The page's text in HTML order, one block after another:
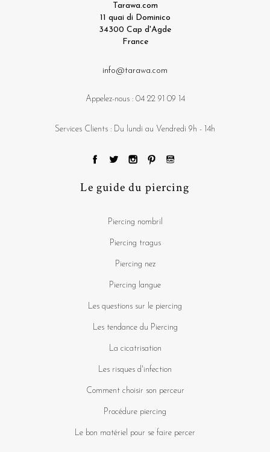
Tarawa.com
11 quai di Dominico
34300 Cap d'Agde
France
info@tarawa.com
Appelez-nous : 04 22 91 09 14
Services Clients : Du lundi au Vendredi 9h - 14h
Le guide du piercing
Piercing nombril
Piercing tragus
Piercing nez
Piercing langue
Les questions sur le piercing
Les tendance du Piercing
La cicatrisation
Les risques d'infection
Comment choisir son perceur
Procédure piercing
Le bon matériel pour se faire percer